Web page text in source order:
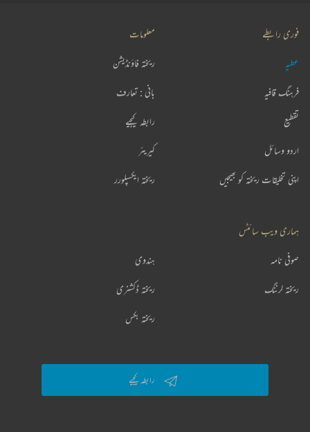
فوری رابطے
عطیہ
فرہنگ قافیہ
تقطیع
اردو وسائل
اپنی تخلیقات ریختہ کو بھیجیں
معلومات
ریختہ فاؤنڈیشن
بانی : تعارف
رابطہ کیجیے
کیریئر
ریختہ ایکسپلورر
ہماری ویب سائٹس
ہندوی صوفی نامہ
ریختہ ڈکشنری ریختہ لرننگ
ریختہ بکس
رابطہ کیجیے